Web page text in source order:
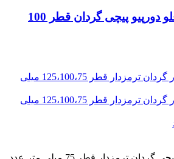
چرخ بیمارستانی دوقلو دورپیو پیچی گردان قطر 100